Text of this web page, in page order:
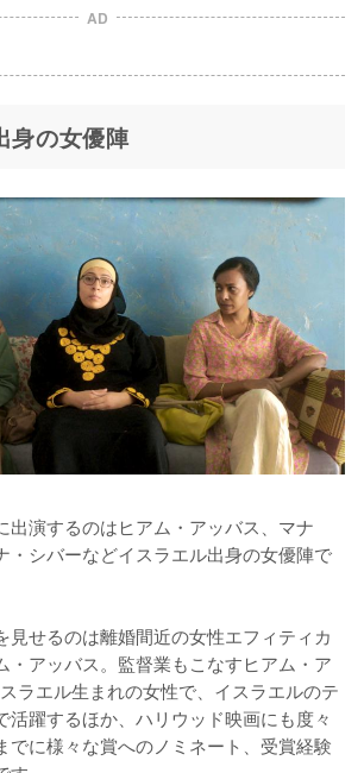
AD
身の女優陣
出演するのはヒアム・アッバス、マナ
・シバーなどイスラエル出身の女優陣で
見せるのは離婚間近の女性エフィティカ
・アッバス。監督業もこなすヒアム・ア
ラエル生まれの女性で、イスラエルのテ
活躍するほか、ハリウッド映画にも度々
でに様々な賞へのノミネート、受賞経験